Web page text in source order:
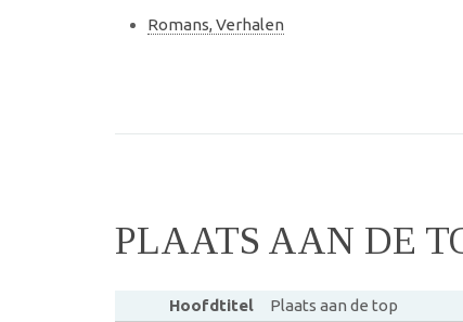
Romans, Verhalen
PLAATS AAN DE
Hoofdtitel
Plaats aan de top